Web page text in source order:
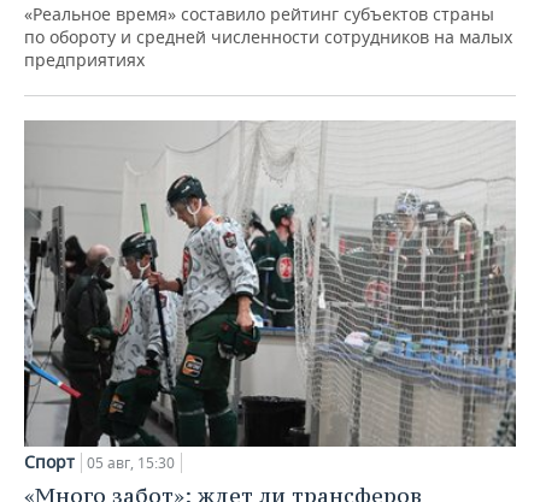
«Реальное время» составило рейтинг субъектов страны
по обороту и средней численности сотрудников на малых
предприятиях
Спорт 05 авг, 15:30
«Много забот»: ждет ли трансферов